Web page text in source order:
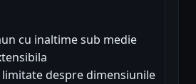
cu inaltime sub medie
despre dimensiunile